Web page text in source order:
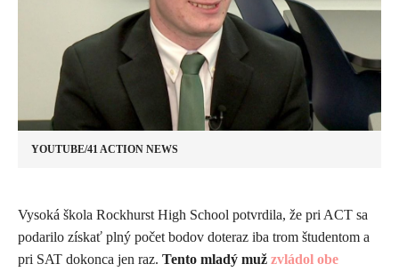
YOUTUBE/41 ACTION NEWS
Vysoká škola Rockhurst High School potvrdila, že pri ACT sa
podarilo získať plný počet bodov doteraz iba trom študentom a
pri SAT dokonca jen raz. Tento mladý muž zvládol obe